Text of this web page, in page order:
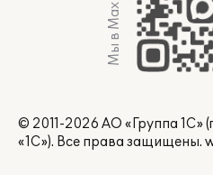
Мы в Max
© 2011-2026 АО «Группа
«1С»). Все права защищены.